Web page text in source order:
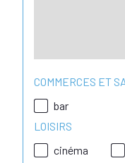
COMMERCES ET
bar
LOISIRS
cinéma